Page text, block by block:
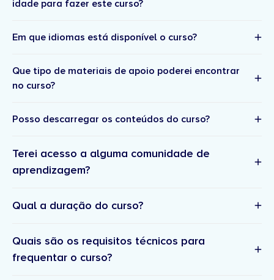
idade para fazer este curso?
Em que idiomas está disponível o curso?
Que tipo de materiais de apoio poderei encontrar
no curso?
Posso descarregar os conteúdos do curso?
Terei acesso a alguma comunidade de
aprendizagem?
Qual a duração do curso?
Quais são os requisitos técnicos para
frequentar o curso?